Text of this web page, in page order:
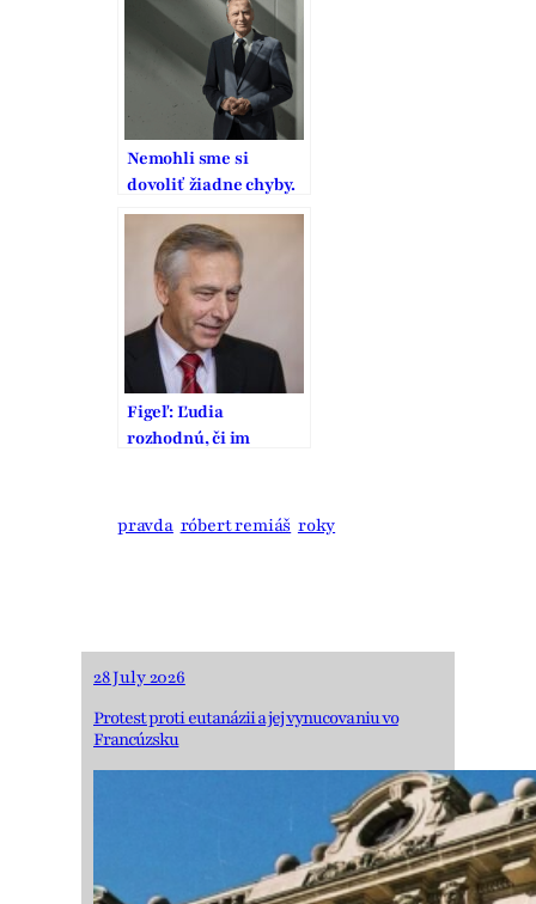
Nemohli sme si
dovoliť žiadne chyby.
To, čo zaplatili
generácie pred nami,
je výzva na našu
zodpovednosť
Figeľ: Ľudia
rozhodnú, či im
pravda róbert remiáš roky
28 July 2026
Protest proti eutanázii a jej vynucovaniu vo
Francúzsku